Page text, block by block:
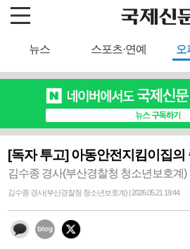
뉴스 스포츠·연예 오
[독자 투고] 아동안전지킴이집의
김수종 경사(부산경찰청 청소년보호계)
김수종 경사(부산경찰청 청소년보호계) | 2026.05.21 19:44